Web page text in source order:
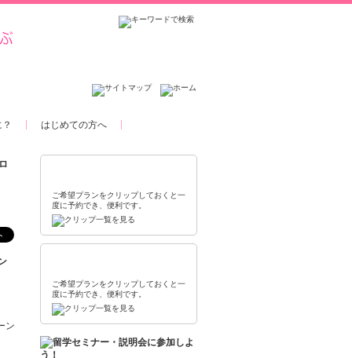
はじめての方へ
ロ
ン
ご希望プランをクリップしておくと一
度に予約でき、便利です。
ご希望プランをクリップしておくと一
度に予約でき、便利です。